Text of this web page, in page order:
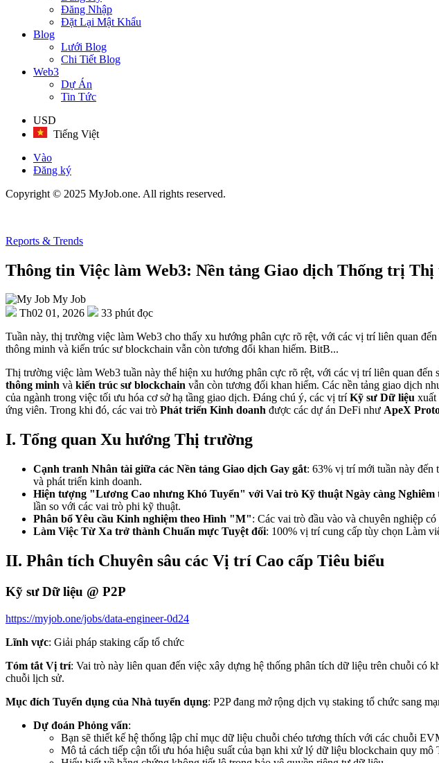
Đăng Nhập
Đặt Lại Mật Khẩu
Blog
Lưới Blog
Chi Tiết Blog
Web3
Dự Án
Tin Tức
USD
Tiếng Việt
Vào
Đăng ký
Copyright © 2025 MyJob.one. All rights reserved.
Reports & Trends
Thông tin Việc làm Web3: Nền tảng Giao dịch Thống trị
My Job
Th02 01, 2026
33 phút đọc
Tuần này, thị trường việc làm Web3 cho thấy xu hướng phân cực rõ rệt, với các vị trí liên quan
thông minh và kiến trúc sư blockchain vẫn còn tương đối khan hiếm. BitB...
Thị trường việc làm Web3 tuần này thể hiện xu hướng phân cực rõ rệt, với các vị trí liên quan
thông minh và kiến trúc sư blockchain vẫn còn tương đối khan hiếm. Các nền tảng giao dịch
của ngành trong việc tối ưu hóa cơ sở hạ tầng giao dịch. Đáng chú ý, các vị trí Kỹ sư Dữ liệu xuất
ứng viên. Trong khi đó, các vai trò Phát triển Kinh doanh được các dự án DeFi như ApeX
I. Tổng quan Xu hướng Thị trường
Cạnh tranh Nhân tài giữa các Nền tảng Giao dịch Gay gắt: 63% vị trí mới tuần này đến
và phát triển kinh doanh.
Hiện tượng "Lương Cao nhưng Khó Tuyển" với Vai trò Kỹ thuật Ngày càng Nghiêm
lần so với các vai trò phi kỹ thuật.
Phân bổ Yêu cầu Kinh nghiệm theo Hình "M": Các vai trò đầu vào và chuyên nghiệp
Làm Việc Từ Xa trở thành Chuẩn mực Tuyệt đối: 100% vị trí cung cấp tùy chọn Làm
II. Phân tích Chuyên sâu các Vị trí Cao cấp Tiêu biểu
Kỹ sư Dữ liệu @ P2P
https://myjob.one/jobs/data-engineer-0d24
Lĩnh vực: Giải pháp staking cấp tổ chức
Tóm tắt Vị trí: Vai trò này liên quan đến việc xây dựng hệ thống phân tích dữ liệu trên chuỗi
chuỗi lịch sử.
Mục đích Tuyển dụng của Nhà tuyển dụng: P2P đang mở rộng dịch vụ staking tổ chức sang
Dự đoán Phỏng vấn:
Bạn sẽ thiết kế hệ thống lập chỉ mục dữ liệu chuỗi chéo tương thích với các chuỗi
Mô tả cách tiếp cận tối ưu hóa hiệu suất của bạn khi xử lý dữ liệu blockchain quy mô